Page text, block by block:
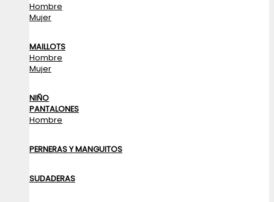
Hombre
Mujer
MAILLOTS
Hombre
Mujer
NIÑO
PANTALONES
Hombre
PERNERAS Y MANGUITOS
SUDADERAS